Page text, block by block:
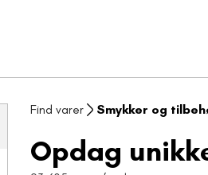
Find varer Smykker og
Opdag